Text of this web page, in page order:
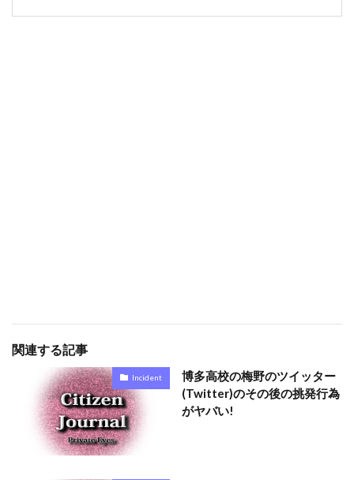
関連する記事
Incident
博多高校の梅野のツイッター
(Twitter)のその後の挑発行為
がヤバい!